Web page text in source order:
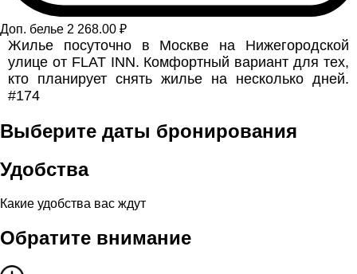
Доп. белье 2 268.00 ₽
Жилье посуточно в Москве на Нижегородской
улице от FLAT INN. Комфортный вариант для тех,
кто планирует снять жилье на несколько дней.
#174
Выберите даты бронирования
Удобства
Какие удобства вас ждут
Обратите внимание